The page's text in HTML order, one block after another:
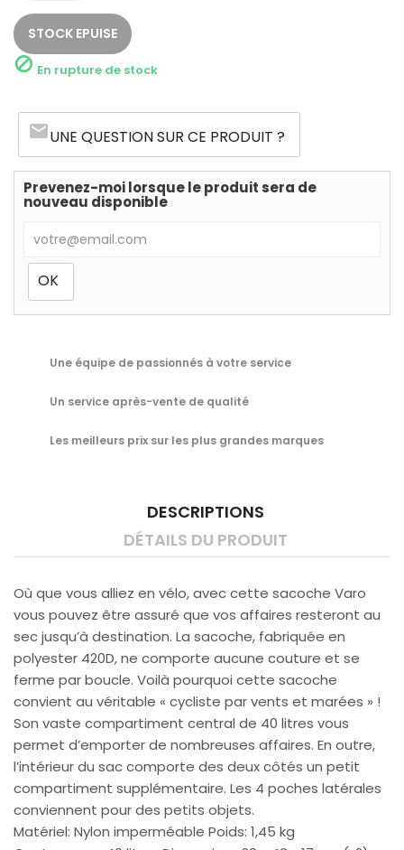
STOCK EPUISE
 En rupture de stock
emailUNE QUESTION SUR CE PRODUIT ?
Prevenez-moi lorsque le produit sera de
nouveau disponible
Une équipe de passionnés à votre service
Un service après-vente de qualité
Les meilleurs prix sur les plus grandes marques
DESCRIPTIONS
DÉTAILS DU PRODUIT
Où que vous alliez en vélo, avec cette sacoche Varo
vous pouvez être assuré que vos affaires resteront au
sec jusqu’à destination. La sacoche, fabriquée en
polyester 420D, ne comporte aucune couture et se
ferme par boucle. Voilà pourquoi cette sacoche
convient au véritable « cycliste par vents et marées » !
Son vaste compartiment central de 40 litres vous
permet d’emporter de nombreuses affaires. En outre,
l’intérieur du sac comporte des deux côtés un petit
compartiment supplémentaire. Les 4 poches latérales
conviennent pour des petits objets.
Matériel: Nylon imperméable Poids: 1,45 kg